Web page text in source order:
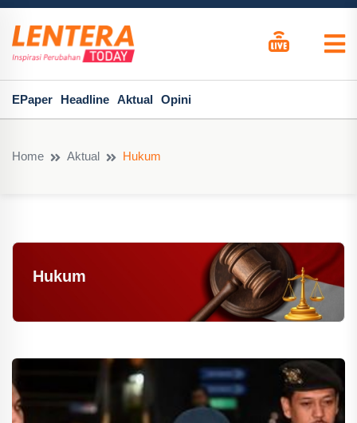
EPaper Headline Aktual Opini
Home Aktual Hukum
Hukum